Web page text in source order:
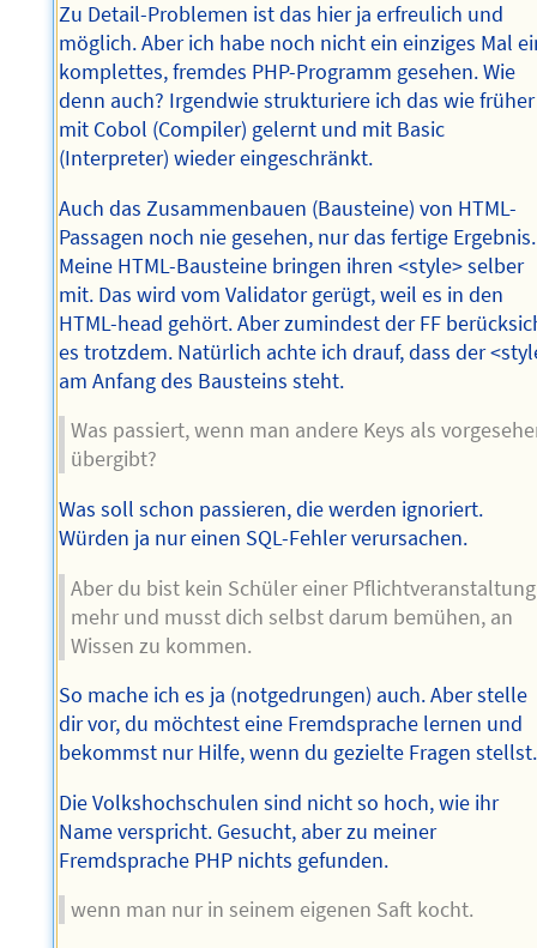
Zu Detail-Problemen ist das hier ja erfreulich und
möglich. Aber ich habe noch nicht ein einziges Mal
komplettes, fremdes PHP-Programm gesehen. Wie
denn auch? Irgendwie strukturiere ich das wie früher
mit Cobol (Compiler) gelernt und mit Basic
(Interpreter) wieder eingeschränkt.
Auch das Zusammenbauen (Bausteine) von HTML-
Passagen noch nie gesehen, nur das fertige Ergebnis.
Meine HTML-Bausteine bringen ihren <style> selber
mit. Das wird vom Validator gerügt, weil es in den
HTML-head gehört. Aber zumindest der FF
es trotzdem. Natürlich achte ich drauf, dass der
am Anfang des Bausteins steht.
Was passiert, wenn man andere Keys als
übergibt?
Was soll schon passieren, die werden ignoriert.
Würden ja nur einen SQL-Fehler verursachen.
Aber du bist kein Schüler einer Pflichtveranstaltung
mehr und musst dich selbst darum bemühen, an
Wissen zu kommen.
So mache ich es ja (notgedrungen) auch. Aber stelle
dir vor, du möchtest eine Fremdsprache lernen und
bekommst nur Hilfe, wenn du gezielte Fragen stellst.
Die Volkshochschulen sind nicht so hoch, wie ihr
Name verspricht. Gesucht, aber zu meiner
Fremdsprache PHP nichts gefunden.
wenn man nur in seinem eigenen Saft kocht.